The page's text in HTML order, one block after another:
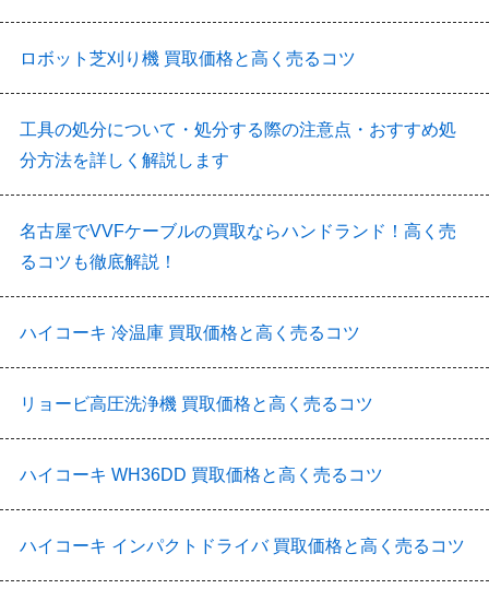
ロボット芝刈り機 買取価格と高く売るコツ
工具の処分について・処分する際の注意点・おすすめ処
分方法を詳しく解説します
名古屋でVVFケーブルの買取ならハンドランド！高く売
るコツも徹底解説！
ハイコーキ 冷温庫 買取価格と高く売るコツ
リョービ高圧洗浄機 買取価格と高く売るコツ
ハイコーキ WH36DD 買取価格と高く売るコツ
ハイコーキ インパクトドライバ 買取価格と高く売るコツ